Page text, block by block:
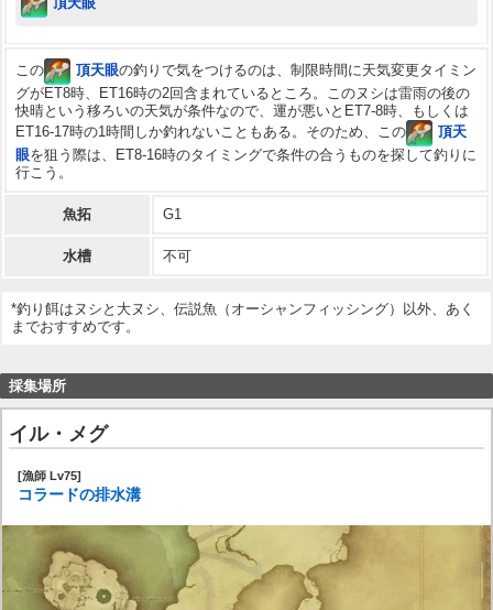
この 頂天眼の釣りで気をつけるのは、制限時間に天気変更タイミン
グがET8時、ET16時の2回含まれているところ。このヌシは雷雨の後の
快晴という移ろいの天気が条件なので、運が悪いとET7-8時、もしくは
ET16-17時の1時間しか釣れないこともある。そのため、この
頂天
眼を狙う際は、ET8-16時のタイミングで条件の合うものを探して釣りに
行こう。
魚拓 G1
水槽 不可
*釣り餌はヌシと大ヌシ、伝説魚（オーシャンフィッシング）以外、あく
までおすすめです。
採集場所
イル・メグ
[漁師 Lv75]
コラードの排水溝